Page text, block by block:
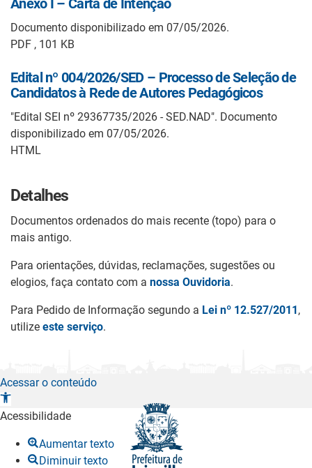
Documento disponibilizado em 07/05/2026.
PDF , 101 KB
Edital nº 004/2026/SED – Processo de Seleção de
Candidatos à Rede de Autores Pedagógicos
"Edital SEI nº 29367735/2026 - SED.NAD". Documento
disponibilizado em 07/05/2026.
HTML
Detalhes
Documentos ordenados do mais recente (topo) para o
mais antigo.
Para orientações, dúvidas, reclamações, sugestões ou
elogios, faça contato com a nossa Ouvidoria.
Para Pedido de Informação segundo a Lei nº 12.527/2011,
utilize este serviço.
Acessar o conteúdo
A
b
Acessibilidade
Aumentar texto
Diminuir texto